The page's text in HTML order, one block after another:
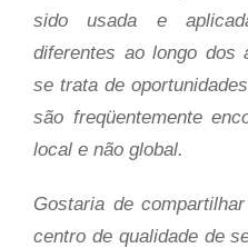
sido usada e
diferentes ao longo dos
se trata de
são freqüentemente
local e não global.
Gostaria de
centro de qualidade de